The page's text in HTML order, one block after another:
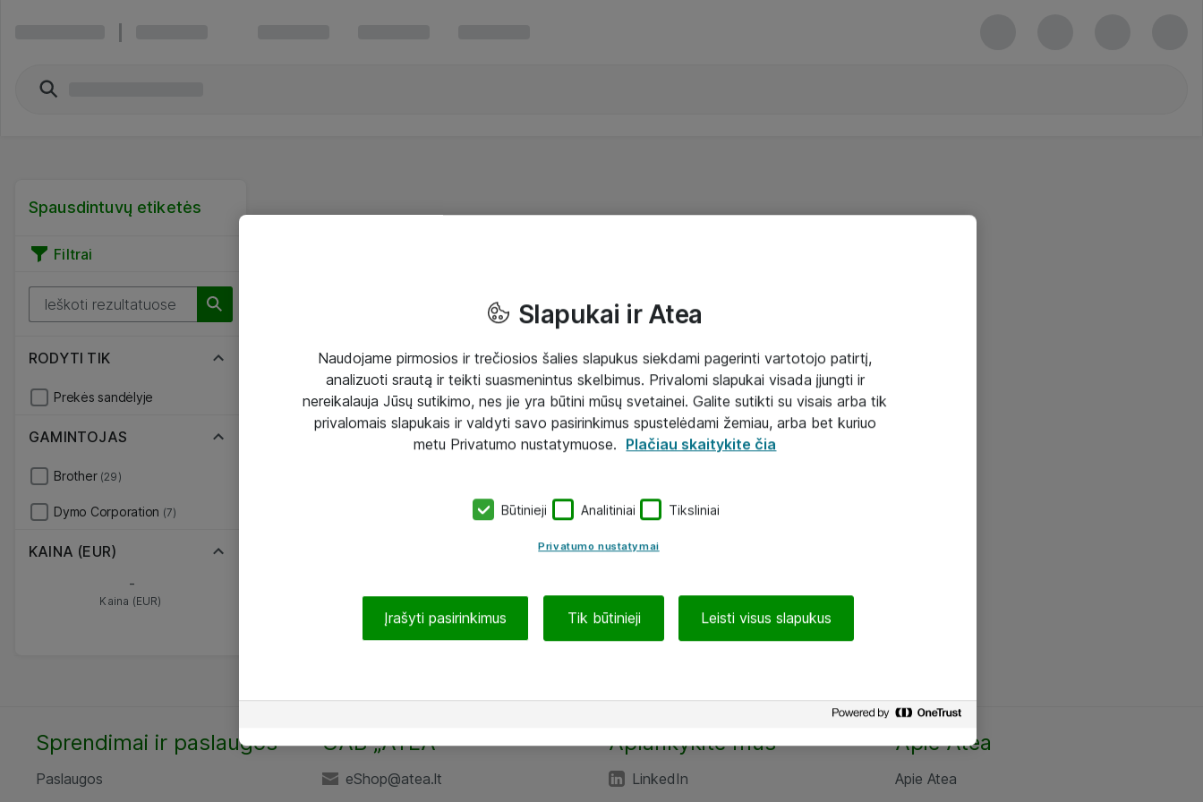
Spausdintuvų etiketės
Filtrai
RODYTI TIK
Prekės sandėlyje
GAMINTOJAS
Brother (29)
Dymo Corporation (7)
KAINA (EUR)
-
Kaina (EUR)
Sprendimai ir paslaugos
Paslaugos
UAB „ATEA“
eShop@atea.lt
Aplankykite mus
LinkedIn
Apie Atea
Apie Atea
Slapukai ir Atea
Naudojame pirmosios ir trečiosios šalies slapukus siekdami pagerinti vartotojo patirtį,
analizuoti srautą ir teikti suasmenintus skelbimus. Privalomi slapukai visada įjungti ir
nereikalauja Jūsų sutikimo, nes jie yra būtini mūsų svetainei. Galite sutikti su visais arba tik
privalomais slapukais ir valdyti savo pasirinkimus spustelėdami žemiau, arba bet kuriuo
metu Privatumo nustatymuose. Plačiau skaitykite čia
Būtinieji Analitiniai Tiksliniai
Privatumo nustatymai
Įrašyti pasirinkimus Tik būtinieji Leisti visus slapukus